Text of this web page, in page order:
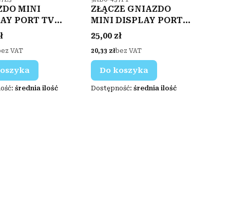
MINI
PORT TV
VAT
średnia ilość
ZŁĄCZE GNIAZDO
MINI DISPLAY PORT
TV VIDEO SMT 20P
Cena
25,00 zł
Cena
20,33 złbez VAT
Do koszyka
Dostępność: średnia ilość